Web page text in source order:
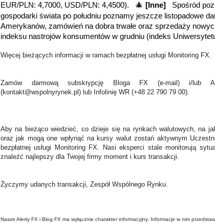
EUR/PLN: 4,7000, USD/PLN: 4,4500). 🎄 [Inne] Spośród
gospodarki świata po południu poznamy jeszcze listopadowe
Amerykanów, zamówień na dobra trwałe oraz sprzedaży
indeksu nastrojów konsumentów w grudniu (indeks
Więcej bieżących informacji w ramach bezpłatnej usługi Monitoring FX.
Zamów darmową subskrypcję Bloga FX (e-mail) i/lub
(kontakt@wspolnyrynek.pl) lub Infolinię WR (+48 22 790 79 00).
Aby na bieżąco wiedzieć, co dzieje się na rynkach walutowych, na
oraz jak mogą one wpłynąć na kursy walut zostań aktywnym
bezpłatnej usługi Monitoring FX. Nasi eksperci stale monitorują
znaleźć najlepszy dla Twojej firmy moment i kurs transakcji.
Życzymy udanych transakcji, Zespół Wspólnego Rynku.
Nasze Alerty FX i Blog FX ma wyłącznie charakter informacyjny. Informacje w nim